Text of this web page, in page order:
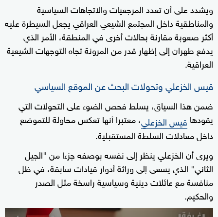
ويشدد على أن تعدد المرجعيات والاتجاهات السياسية
والمناطقية داخل المجتمع الشيعي العراقي يجعل السيطرة عليه
أكثر صعوبة مقارنة بحالات أخرى في المنطقة، الأمر الذي
يدفع طهران إلى إظهار قدر من المرونة تجاه التوجهات الشيعية
العراقية.
قيس الخزعلي وتحولات البحث عن الموقع السياسي
ضمن هذا السياق، يسلط فحص الضوء على التحولات التي
يقودها قيس الخزعلي، معتبرا أنها تعكس محاولة للتموضع
داخل معادلات السلطة المستقبلية.
ويرى أن الخزعلي ينظر إلى نفسه بوصفه جزءا من "الجيل
الثاني" الذي يسعى إلى وراثة أدوار قيادات سابقة، في ظل
منافسة مع عائلات دينية وسياسية راسخة مثل الصدر
والحكيم.